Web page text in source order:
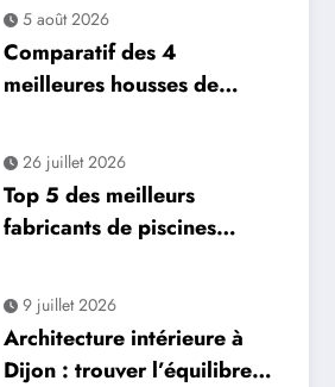
5 août 2026
Comparatif des 4
meilleures housses de
26 juillet 2026
Top 5 des meilleurs
fabricants de piscines
9 juillet 2026
Architecture intérieure à
Dijon : trouver l’équilibre